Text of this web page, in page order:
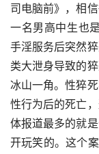
司电脑前》，相
一名男高中生也
手淫服务后突然
类大泄身导致的
冰山一角。性猝
性行为后的死亡
体报道最多的就
开玩笑的。这个